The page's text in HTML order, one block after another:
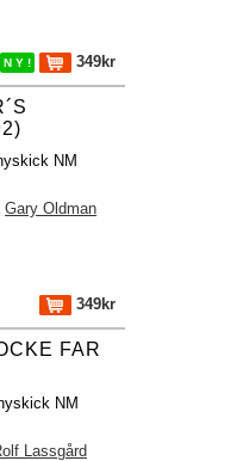
N Y ! 349kr
NM
Gary Oldman
349kr
FAR
NM
Lassgård